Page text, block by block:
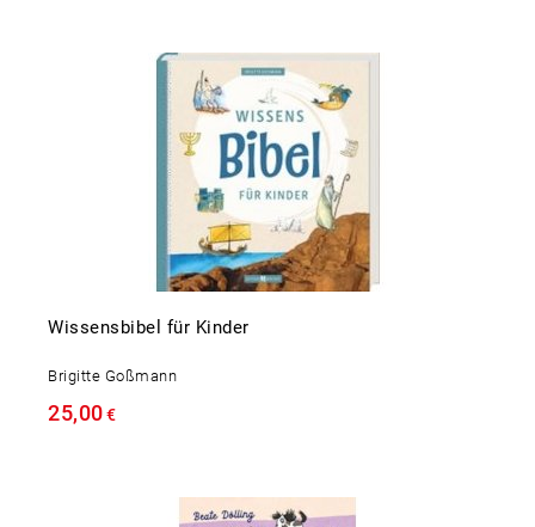
Wissensbibel für Kinder
Brigitte Goßmann
25,00€